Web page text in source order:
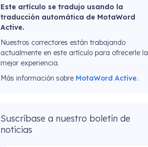
Este artículo se tradujo usando la
traducción automática de MotaWord
Active.
Nuestros correctores están trabajando
actualmente en este artículo para ofrecerle la
mejor experiencia.
Más información sobre MotaWord Active.
Suscríbase a nuestro boletín de
noticias